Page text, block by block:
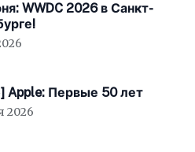
WWDC 2026 в Санкт-
Apple: Первые 50 лет
2026